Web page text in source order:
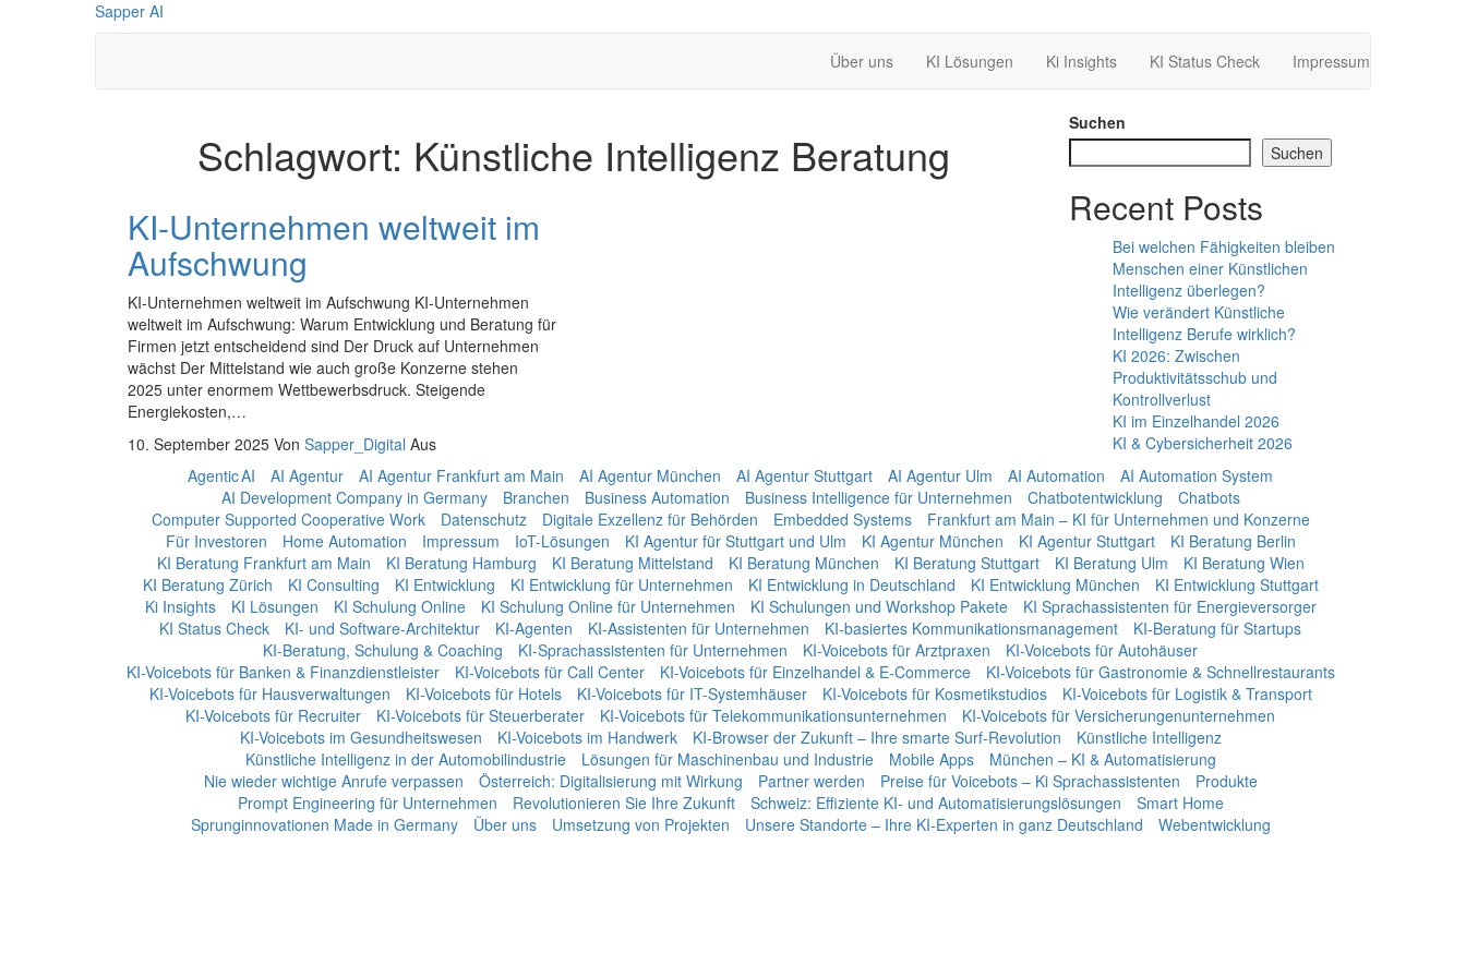
Sapper AI
Über uns KI Lösungen Ki Insights KI Status Check Impressum
Schlagwort: Künstliche Intelligenz Beratung
KI-Unternehmen weltweit im
Aufschwung
KI-Unternehmen weltweit im Aufschwung KI-Unternehmen
weltweit im Aufschwung: Warum Entwicklung und Beratung für
Firmen jetzt entscheidend sind Der Druck auf Unternehmen
wächst Der Mittelstand wie auch große Konzerne stehen
2025 unter enormem Wettbewerbsdruck. Steigende
Energiekosten,…
10. September 2025 Von Sapper_Digital Aus
Suchen
Suchen
Recent Posts
Bei welchen Fähigkeiten bleiben
Menschen einer Künstlichen
Intelligenz überlegen?
Wie verändert Künstliche
Intelligenz Berufe wirklich?
KI 2026: Zwischen
Produktivitätsschub und
Kontrollverlust
KI im Einzelhandel 2026
KI & Cybersicherheit 2026
Agentic AI
AI Agentur AI Agentur Frankfurt am Main AI Agentur München AI Agentur Stuttgart AI Agentur Ulm AI Automation
AI Automation System
AI Development Company in Germany
Branchen Business Automation Business Intelligence für Unternehmen Chatbotentwicklung
Chatbots
Computer Supported Cooperative Work
Datenschutz Digitale Exzellenz für Behörden Embedded Systems
Frankfurt am Main – KI für Unternehmen und Konzerne
Für Investoren
Home Automation Impressum IoT-Lösungen KI Agentur für Stuttgart und Ulm KI Agentur München KI Agentur Stuttgart
KI Beratung Berlin
KI Beratung Frankfurt am Main
KI Beratung Hamburg KI Beratung Mittelstand KI Beratung München KI Beratung Stuttgart KI Beratung Ulm
KI Beratung Wien
KI Beratung Zürich
KI Consulting KI Entwicklung KI Entwicklung für Unternehmen KI Entwicklung in Deutschland KI Entwicklung München
KI Entwicklung Stuttgart
Ki Insights
KI Lösungen KI Schulung Online KI Schulung Online für Unternehmen KI Schulungen und Workshop Pakete
KI Sprachassistenten für Energieversorger
KI Status Check
KI- und Software-Architektur KI-Agenten KI-Assistenten für Unternehmen KI-basiertes Kommunikationsmanagement
KI-Beratung für Startups
KI-Beratung, Schulung & Coaching
KI-Sprachassistenten für Unternehmen KI-Voicebots für Arztpraxen
KI-Voicebots für Autohäuser
KI-Voicebots für Banken & Finanzdienstleister
KI-Voicebots für Call Center KI-Voicebots für Einzelhandel & E-Commerce
KI-Voicebots für Gastronomie & Schnellrestaurants
KI-Voicebots für Hausverwaltungen
KI-Voicebots für Hotels KI-Voicebots für IT-Systemhäuser KI-Voicebots für Kosmetikstudios
KI-Voicebots für Logistik & Transport
KI-Voicebots für Recruiter
KI-Voicebots für Steuerberater KI-Voicebots für Telekommunikationsunternehmen
KI-Voicebots für Versicherungenunternehmen
KI-Voicebots im Gesundheitswesen
KI-Voicebots im Handwerk KI‑Browser der Zukunft – Ihre smarte Surf‑Revolution
Künstliche Intelligenz
Künstliche Intelligenz in der Automobilindustrie
Lösungen für Maschinenbau und Industrie Mobile Apps
München – KI & Automatisierung
Nie wieder wichtige Anrufe verpassen
Österreich: Digitalisierung mit Wirkung Partner werden Preise für Voicebots – Ki Sprachassistenten
Produkte
Prompt Engineering für Unternehmen
Revolutionieren Sie Ihre Zukunft Schweiz: Effiziente KI- und Automatisierungslösungen
Smart Home
Sprunginnovationen Made in Germany
Über uns Umsetzung von Projekten Unsere Standorte – Ihre KI-Experten in ganz Deutschland Webentwicklung